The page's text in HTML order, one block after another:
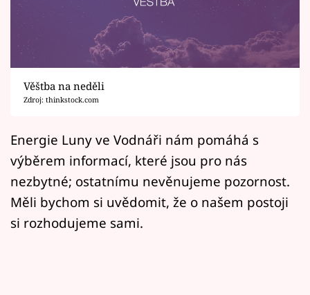
Sledujte prima+
Filmový festival Karlovy Vary
Mámy sobě
Přihlášení
Věštba na neděli
Zdroj: thinkstock.com
Energie Luny ve Vodnáři nám pomáhá s
výběrem informací, které jsou pro nás
nezbytné; ostatnímu nevěnujeme pozornost.
Měli bychom si uvědomit, že o našem postoji
si rozhodujeme sami.